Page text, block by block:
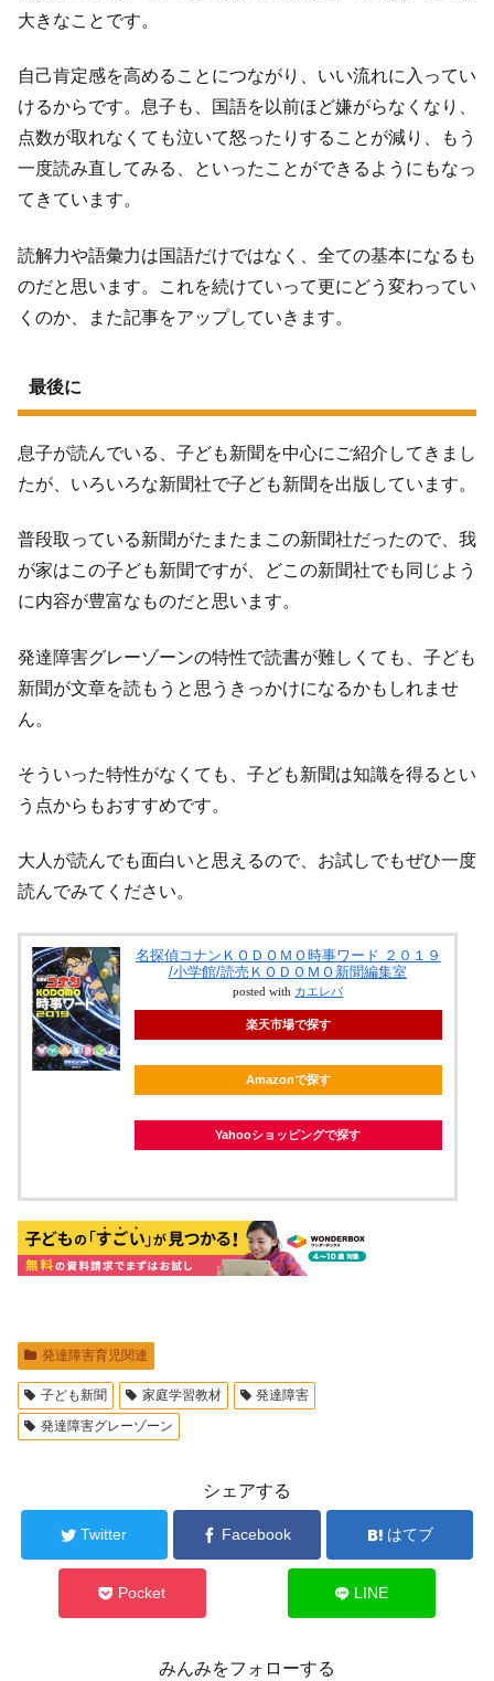
大きなことです。
自己肯定感を高めることにつながり、いい流れに入ってい
けるからです。息子も、国語を以前ほど嫌がらなくなり、
点数が取れなくても泣いて怒ったりすることが減り、もう
一度読み直してみる、といったことができるようにもなっ
てきています。
読解力や語彙力は国語だけではなく、全ての基本になるも
のだと思います。これを続けていって更にどう変わってい
くのか、また記事をアップしていきます。
最後に
息子が読んでいる、子ども新聞を中心にご紹介してきまし
たが、いろいろな新聞社で子ども新聞を出版しています。
普段取っている新聞がたまたまこの新聞社だったので、我
が家はこの子ども新聞ですが、どこの新聞社でも同じよう
に内容が豊富なものだと思います。
発達障害グレーゾーンの特性で読書が難しくても、子ども
新聞が文章を読もうと思うきっかけになるかもしれませ
ん。
そういった特性がなくても、子ども新聞は知識を得るとい
う点からもおすすめです。
大人が読んでも面白いと思えるので、お試しでもぜひ一度
読んでみてください。
名探偵コナンＫＯＤＯＭＯ時事ワード ２０１９
/小学館/読売ＫＯＤＯＭＯ新聞編集室
posted with カエレバ
楽天市場で探す
Amazonで探す
Yahooショッピングで探す
発達障害育児関連
子ども新聞 家庭学習教材
発達障害
発達障害グレーゾーン
シェアする
Twitter Facebook はてブ
Pocket LINE
みんみをフォローする